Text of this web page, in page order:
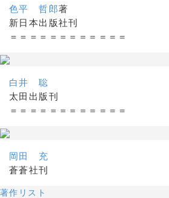
色平 哲郎著
新日本出版社刊
＝＝＝＝＝＝＝＝＝＝＝＝
白井 聡
太田出版刊
＝＝＝＝＝＝＝＝＝＝＝＝
岡田 充
蒼蒼社刊
著作リスト